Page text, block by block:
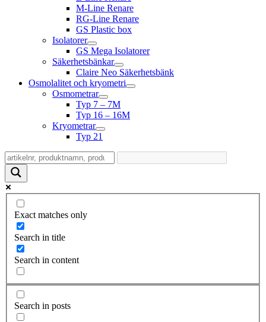
M-Line Renare
RG-Line Renare
GS Plastic box
Isolatorer
GS Mega Isolatorer
Säkerhetsbänkar
Claire Neo Säkerhetsbänk
Osmolalitet och kryometri
Osmometrar
Typ 7 – 7M
Typ 16 – 16M
Kryometrar
Typ 21
Exact matches only
Search in title
Search in content
Search in posts